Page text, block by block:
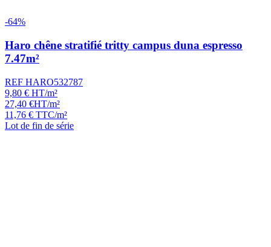
-64%
Haro chêne stratifié tritty campus duna espresso
7.47m²
REF HARO532787
9,80 € HT/m²
27,40 €HT/m²
11,76 € TTC/m²
Lot de fin de série